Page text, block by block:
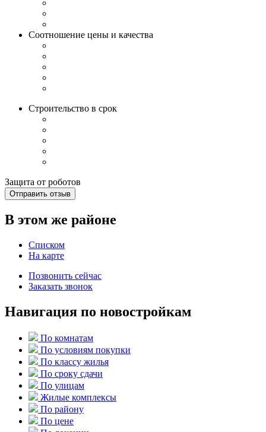
Соотношение цены и качества
Строительство в срок
Защита от роботов
Отправить отзыв
В этом же районе
Списком
На карте
Позвонить сейчас
Заказать звонок
Навигация по новостройкам
По комнатам
По условиям покупки
По классу жилья
По сроку сдачи
По улицам
Жилые комплексы
По району
По цене